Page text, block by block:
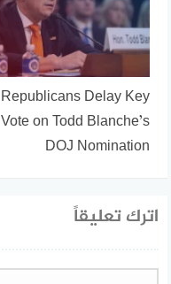
Republicans Delay Key
Vote on Todd Blanche’s
DOJ Nomination
اترك تعليقاً